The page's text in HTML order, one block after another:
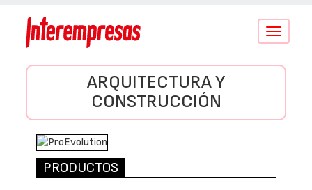
Conmutar
ARQUITECTURA Y
CONSTRUCCIÓN
PRODUCTOS